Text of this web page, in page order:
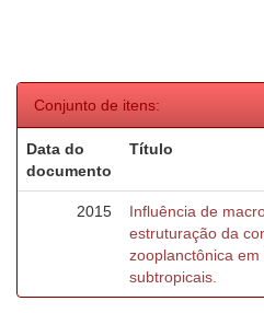
Conjunto de itens:
Data do
documento
Título
2015
Influência de
estruturação da
zooplanctônica em
subtropicais.